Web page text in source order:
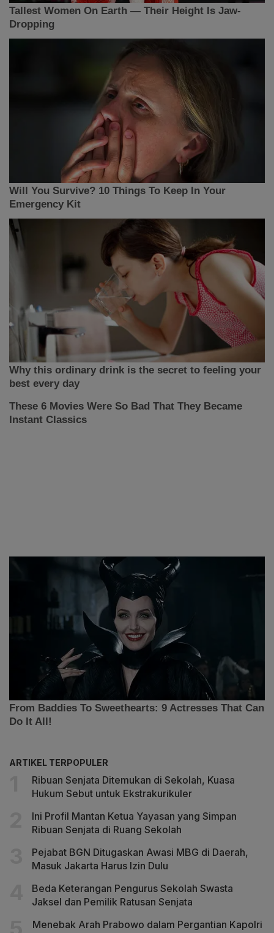
ARTIKEL TERPOPULER
Ribuan Senjata Ditemukan di Sekolah, Kuasa
Hukum Sebut untuk Ekstrakurikuler
Ini Profil Mantan Ketua Yayasan yang Simpan
Ribuan Senjata di Ruang Sekolah
Pejabat BGN Ditugaskan Awasi MBG di Daerah,
Masuk Jakarta Harus Izin Dulu
Beda Keterangan Pengurus Sekolah Swasta
Jaksel dan Pemilik Ratusan Senjata
Menebak Arah Prabowo dalam Pergantian Kapolri